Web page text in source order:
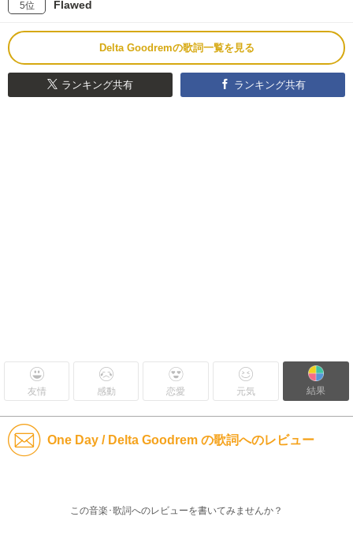
5位 Flawed
Delta Goodremの歌詞一覧を見る
ランキング共有 ランキング共有
友情 感動 恋愛 元気 結果
One Day / Delta Goodrem の歌詞へのレビュー
この音楽･歌詞へのレビューを書いてみませんか？